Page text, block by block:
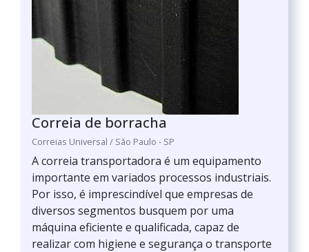
Correia de borracha
Correias Universal / São Paulo - SP
A correia transportadora é um equipamento
importante em variados processos industriais.
Por isso, é imprescindível que empresas de
diversos segmentos busquem por uma
máquina eficiente e qualificada, capaz de
realizar com higiene e segurança o transporte